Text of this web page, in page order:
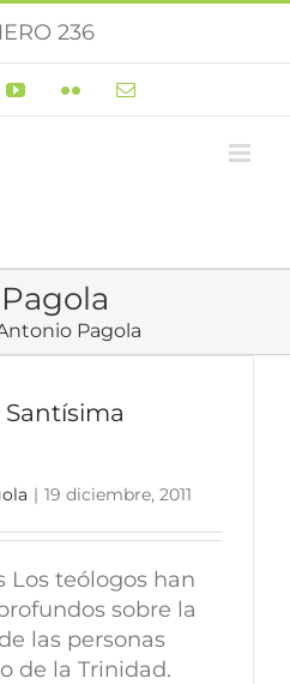
236
YouTubeFlickr Correo
Pagola
| 19 diciembre, 2011
Los teólogos han
sobre la
las personas
de la Trinidad.